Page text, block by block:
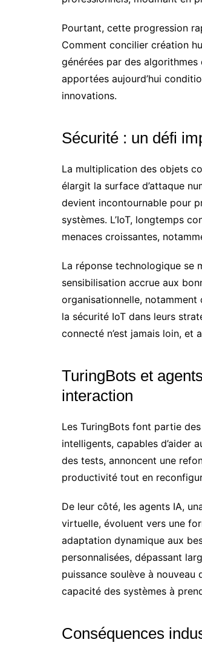
Pourtant, cette progression
Comment concilier création
générées par des
apportées aujourd’hui
innovations.
Sécurité : un défi
La multiplication des objets
élargit la surface d’attaque
devient incontournable pour
systèmes. L’IoT, longtemps
menaces croissantes,
La réponse technologique se
sensibilisation accrue aux
organisationnelle,
la sécurité IoT dans leurs
connecté n’est jamais loin, et
TuringBots et
interaction
Les TuringBots font partie
intelligents, capables d’aider
des tests, annoncent une
productivité tout en
De leur côté, les agents IA,
virtuelle, évoluent vers une
adaptation dynamique aux
personnalisées, dépassant
puissance soulève à
capacité des systèmes à
Conséquences